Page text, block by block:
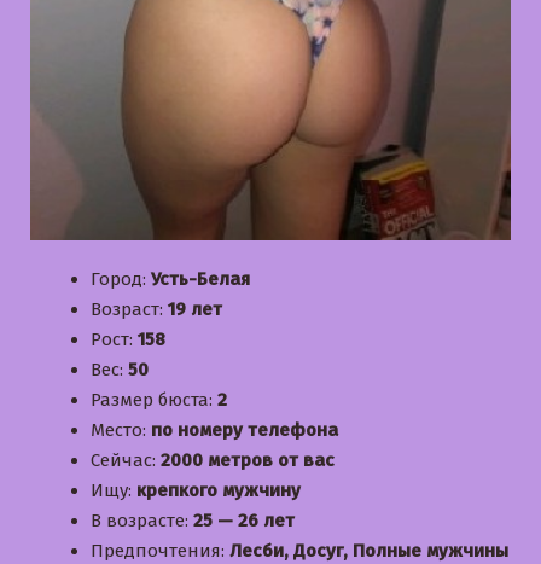
Город: Усть-Белая
Возраст: 19 лет
Рост: 158
Вес: 50
Размер бюста: 2
Место: по номеру телефона
Сейчас: 2000 метров от вас
Ищу: крепкого мужчину
В возрасте: 25 — 26 лет
Предпочтения: Лесби, Досуг, Полные мужчины